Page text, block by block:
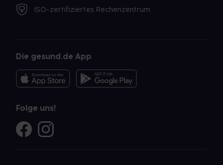
ISO-zertifiziertes Rechenzentrum
Die gesund.de App
Folge uns!